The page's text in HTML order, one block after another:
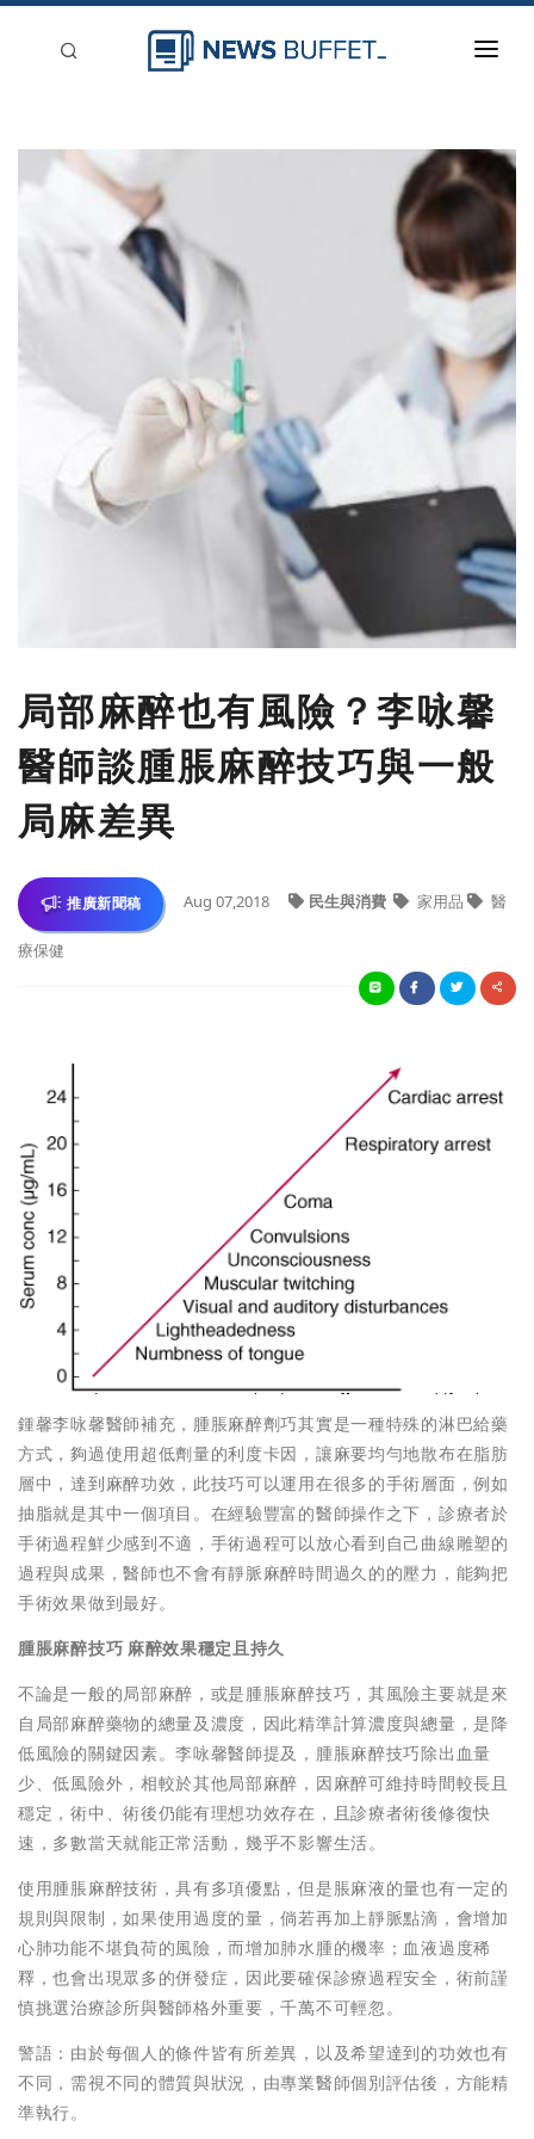
新聞稿分類
刊登
​局部麻醉也有風險？李咏馨
醫師談腫脹麻醉技巧與一般
局麻差異
推廣新聞稿 Aug 07,2018 民生與消費 家用品 醫
療保健
鍾馨李咏馨醫師補充，腫脹麻醉劑巧其實是一種特殊的淋巴給藥
方式，夠過使用超低劑量的利度卡因，讓麻要均勻地散布在脂肪
層中，達到麻醉功效，此技巧可以運用在很多的手術層面，例如
抽脂就是其中一個項目。在經驗豐富的醫師操作之下，診療者於
手術過程鮮少感到不適，手術過程可以放心看到自己曲線雕塑的
過程與成果，醫師也不會有靜脈麻醉時間過久的的壓力，能夠把
手術效果做到最好。
腫脹麻醉技巧 麻醉效果穩定且持久
不論是一般的局部麻醉，或是腫脹麻醉技巧，其風險主要就是來
自局部麻醉藥物的總量及濃度，因此精準計算濃度與總量，是降
低風險的關鍵因素。李咏馨醫師提及，腫脹麻醉技巧除出血量
少、低風險外，相較於其他局部麻醉，因麻醉可維持時間較長且
穩定，術中、術後仍能有理想功效存在，且診療者術後修復快
速，多數當天就能正常活動，幾乎不影響生活。
使用腫脹麻醉技術，具有多項優點，但是脹麻液的量也有一定的
規則與限制，如果使用過度的量，倘若再加上靜脈點滴，會增加
心肺功能不堪負荷的風險，而增加肺水腫的機率；血液過度稀
釋，也會出現眾多的併發症，因此要確保診療過程安全，術前謹
慎挑選治療診所與醫師格外重要，千萬不可輕忽。
警語：由於每個人的條件皆有所差異，以及希望達到的功效也有
不同，需視不同的體質與狀況，由專業醫師個別評估後，方能精
準執行。